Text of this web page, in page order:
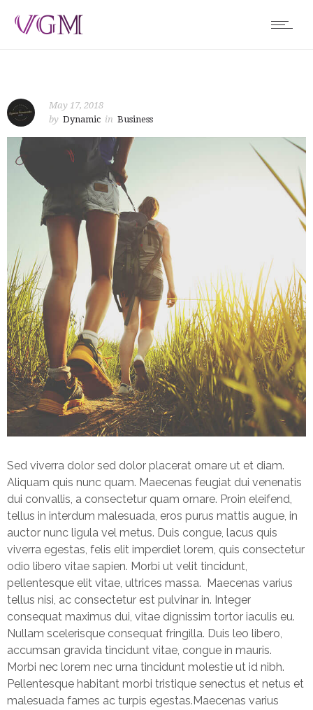
May 17, 2018
by Dynamic in Business
Sed viverra dolor sed dolor placerat ornare ut et diam.
Aliquam quis nunc quam. Maecenas feugiat dui venenatis
dui convallis, a consectetur quam ornare. Proin eleifend,
tellus in interdum malesuada, eros purus mattis augue, in
auctor nunc ligula vel metus. Duis congue, lacus quis
viverra egestas, felis elit imperdiet lorem, quis consectetur
odio libero vitae sapien. Morbi ut velit tincidunt,
pellentesque elit vitae, ultrices massa. Maecenas varius
tellus nisi, ac consectetur est pulvinar in. Integer
consequat maximus dui, vitae dignissim tortor iaculis eu.
Nullam scelerisque consequat fringilla. Duis leo libero,
accumsan gravida tincidunt vitae, congue in mauris.
Morbi nec lorem nec urna tincidunt molestie ut id nibh.
Pellentesque habitant morbi tristique senectus et netus et
malesuada fames ac turpis egestas.Maecenas varius